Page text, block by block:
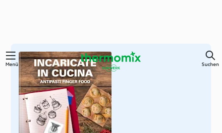
Springe
Hauptinhalt
Menü Suchen